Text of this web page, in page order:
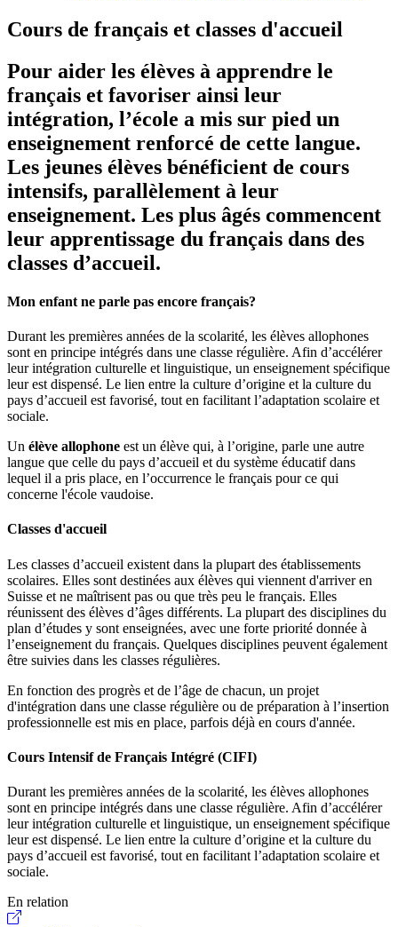
Cours de français et classes d'accueil
Pour aider les élèves à apprendre le
français et favoriser ainsi leur
intégration, l’école a mis sur pied un
enseignement renforcé de cette langue.
Les jeunes élèves bénéficient de cours
intensifs, parallèlement à leur
enseignement. Les plus âgés commencent
leur apprentissage du français dans des
classes d’accueil.
Mon enfant ne parle pas encore français?
Durant les premières années de la scolarité, les élèves allophones
sont en principe intégrés dans une classe régulière. Afin d’accélérer
leur intégration culturelle et linguistique, un enseignement spécifique
leur est dispensé. Le lien entre la culture d’origine et la culture du
pays d’accueil est favorisé, tout en facilitant l’adaptation scolaire et
sociale.
Un élève allophone est un élève qui, à l’origine, parle une autre
langue que celle du pays d’accueil et du système éducatif dans
lequel il a pris place, en l’occurrence le français pour ce qui
concerne l'école vaudoise.
Classes d'accueil
Les classes d’accueil existent dans la plupart des établissements
scolaires. Elles sont destinées aux élèves qui viennent d'arriver en
Suisse et ne maîtrisent pas ou que très peu le français. Elles
réunissent des élèves d’âges différents. La plupart des disciplines du
plan d’études y sont enseignées, avec une forte priorité donnée à
l’enseignement du français. Quelques disciplines peuvent également
être suivies dans les classes régulières.
En fonction des progrès et de l’âge de chacun, un projet
d'intégration dans une classe régulière ou de préparation à l’insertion
professionnelle est mis en place, parfois déjà en cours d'année.
Cours Intensif de Français Intégré (CIFI)
Durant les premières années de la scolarité, les élèves allophones
sont en principe intégrés dans une classe régulière. Afin d’accélérer
leur intégration culturelle et linguistique, un enseignement spécifique
leur est dispensé. Le lien entre la culture d’origine et la culture du
pays d’accueil est favorisé, tout en facilitant l’adaptation scolaire et
sociale.
En relation